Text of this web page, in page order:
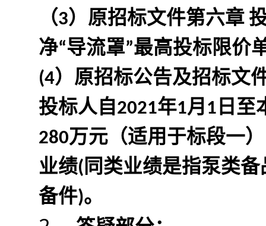
（3）原招标文件第六章
净“导流罩”最高投标限价
(4）原招标公告及招标文
投标人自2021年1月1日
280万元（适用于标段一
业绩(同类业绩是指泵类
备件)。